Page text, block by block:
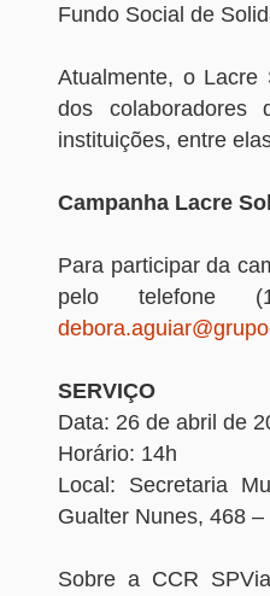
Fundo Social de
Atualmente, o Lacre
dos colaboradores
instituições, entre
Campanha Lacre
Para participar da
pelo telefone
SERVIÇO
Data: 26 de abril de
Horário: 14h
Local: Secretaria
Gualter Nunes, 468
Sobre a CCR